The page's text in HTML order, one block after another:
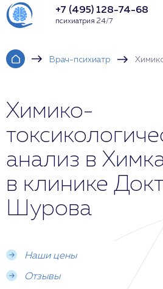
+7 (495) 128-74-68
психиатрия 24/7
Врач-психиатр
Химико-
анализ в
в клинике
Шурова
Наши цены
Отзывы